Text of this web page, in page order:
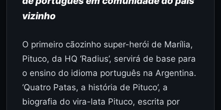
vizinho
O primeiro cãozinho super-herói de Marília,
Pituco, da HQ ‘Radius’, servirá de base para
o ensino do idioma português na Argentina.
‘Quatro Patas, a história de Pituco’, a
biografia do vira-lata Pituco, escrita por